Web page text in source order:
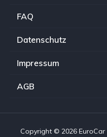
FAQ
Datenschutz
Impressum
AGB
Copyright © 2026 EuroCar